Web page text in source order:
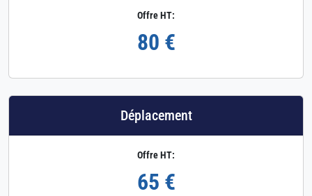
Offre HT:
80 €
Déplacement
Offre HT:
65 €